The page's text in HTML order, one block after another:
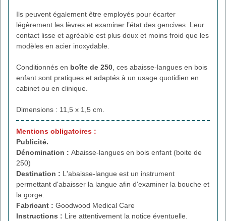
Ils peuvent également être employés pour écarter
légèrement les lèvres et examiner l’état des gencives. Leur
contact lisse et agréable est plus doux et moins froid que les
modèles en acier inoxydable.
Conditionnés en boîte de 250, ces abaisse-langues en bois
enfant sont pratiques et adaptés à un usage quotidien en
cabinet ou en clinique.
Dimensions : 11,5 x 1,5 cm.
Mentions obligatoires :
Publicité.
Dénomination : Abaisse-langues en bois enfant (boite de
250)
Destination : L'abaisse-langue est un instrument
permettant d'abaisser la langue afin d'examiner la bouche et
la gorge.
Fabricant : Goodwood Medical Care
Instructions : Lire attentivement la notice éventuelle.